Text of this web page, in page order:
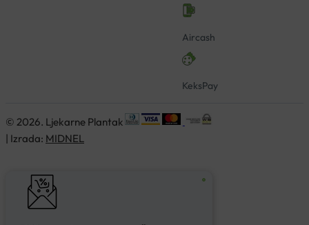
Aircash
KeksPay
© 2026. Ljekarne Plantak
| Izrada: MIDNEL